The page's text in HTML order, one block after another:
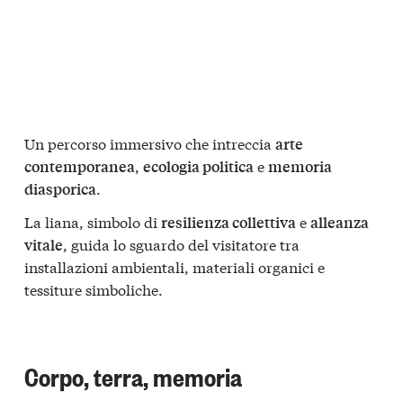
Un percorso immersivo che intreccia arte
contemporanea, ecologia politicaememoria
diasporica.
La liana, simbolo di resilienza collettivaealleanza
vitale, guida lo sguardo del visitatore tra
installazioni ambientali, materiali organici e
tessiture simboliche.
Corpo, terra, memoria